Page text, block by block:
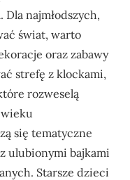
najmłodszych,
świat, warto
oraz zabawy
strefę z klockami,
rozweselą
się tematyczne
ulubionymi bajkami
Starsze dzieci